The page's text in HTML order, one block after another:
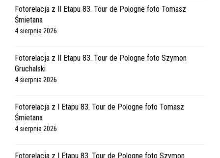
Fotorelacja z II Etapu 83. Tour de Pologne foto Tomasz
Śmietana
4 sierpnia 2026
Fotorelacja z II Etapu 83. Tour de Pologne foto Szymon
Gruchalski
4 sierpnia 2026
Fotorelacja z I Etapu 83. Tour de Pologne foto Tomasz
Śmietana
4 sierpnia 2026
Fotorelacja z I Etapu 83. Tour de Pologne foto Szymon